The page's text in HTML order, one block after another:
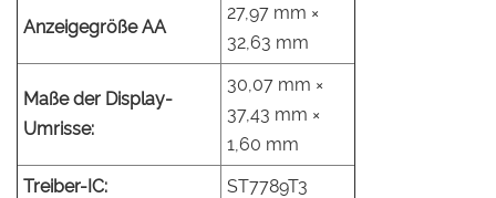
Anzeigegröße AA
27,97 mm ×
32,63 mm
Maße der Display-
Umrisse:
30,07 mm ×
37,43 mm ×
1,60 mm
Treiber-IC:
ST7789T3